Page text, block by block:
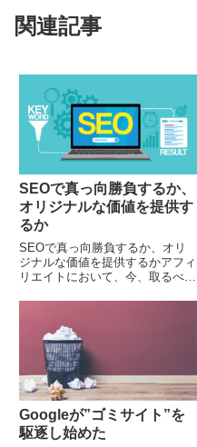
関連記事
SEOで真っ向勝負するか、
オリジナルな価値を提供す
るか
SEOで真っ向勝負するか、オリ
ジナルな価値を提供するかアフィ
リエイトにおいて、今、取るべき
す。（持論ですので反論もあると
する オリジナルな...
Googleが”ゴミサイト”を
駆逐し始めた